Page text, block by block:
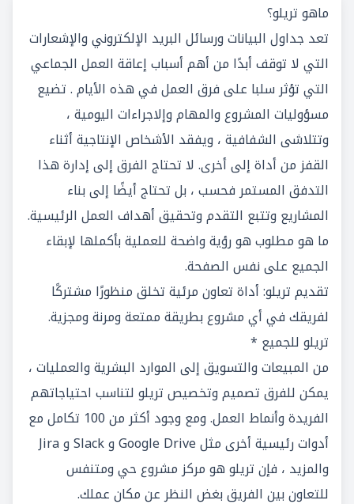
ماهو تريلو؟
تعد جداول البيانات ورسائل البريد الإلكتروني والإشعارات
التي لا توقف أبدًا من أهم أسباب إعاقة العمل الجماعي
التي تؤثر سلبا على فرق العمل في هذه الأيام . تضيع
مسؤوليات المشروع والمهام وإلاجراءات اليومية ،
وتتلاشى الشفافية ، ويفقد الأشخاص الإنتاجية أثناء
القفز من أداة إلى أخرى. لا تحتاج الفرق إلى إدارة هذا
التدفق المستمر فحسب ، بل تحتاج أيضًا إلى بناء
المشاريع وتتبع التقدم وتحقيق أهداف العمل الرئيسية.
ما هو مطلوب هو رؤية واضحة للعملية بأكملها لإبقاء
الجميع على نفس الصفحة.
تقديم تريلو: أداة تعاون مرئية تخلق منظورًا مشتركًا
لفريقك في أي مشروع بطريقة ممتعة ومرنة ومجزية.
تريلو للجميع *
من المبيعات والتسويق إلى الموارد البشرية والعمليات ،
يمكن للفرق تصميم وتخصيص تريلو لتناسب احتياجاتهم
الفريدة وأنماط العمل. ومع وجود أكثر من 100 تكامل مع
أدوات رئيسية أخرى مثل Google Drive و Slack و Jira
والمزيد ، فإن تريلو هو مركز مشروع حي ومتنفس
للتعاون بين الفريق بغض النظر عن مكان عملك.